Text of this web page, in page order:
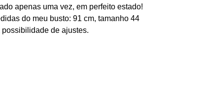
apenas uma vez, em perfeito estado!
do meu busto: 91 cm, tamanho 44
possibilidade de ajustes.